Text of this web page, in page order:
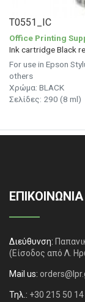
T0551_IC
Office Printing
Ink cartridge Black
For use in Epson
others
Χρώμα: BLACK
Σελίδες: 290 (8 ml)
ΕΠΙΚΟΙΝΩΝΙΑ
Διεύθυνση:
(Είσοδος από Λ.
Mail us:
Τηλ.: +30 215 50